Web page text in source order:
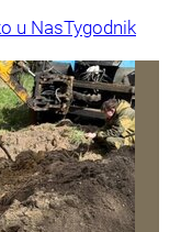
u NasTygodnik